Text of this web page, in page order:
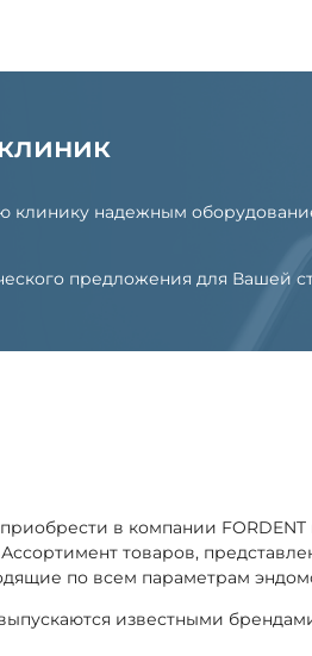
надежным
предложения для Вашей
в компании
товаров,
по всем параметрам
известными